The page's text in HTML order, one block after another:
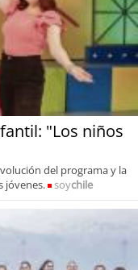
"Los niños
del programa y la
jóvenes.
soychile